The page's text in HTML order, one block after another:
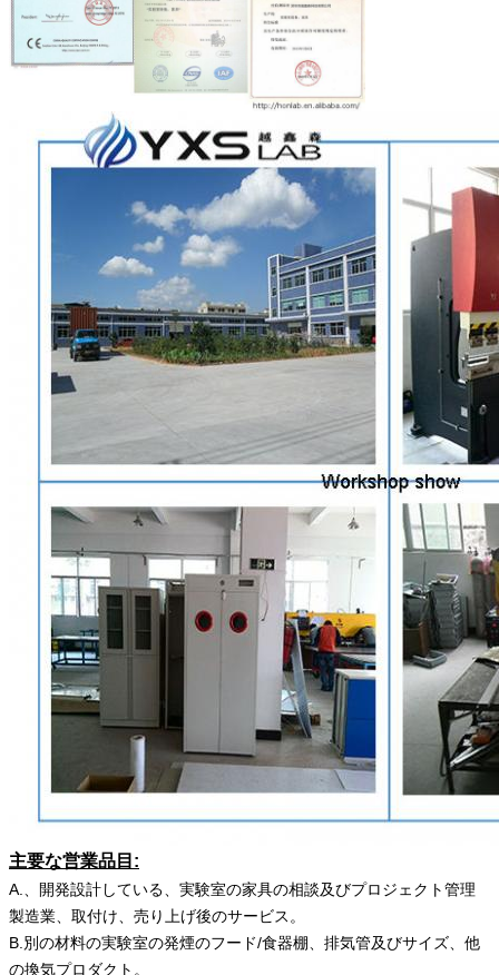
主要な営業品目:
A.、開発設計している、実験室の家具の相談及びプロジェクト管理
製造業、取付け、 売り上げ後のサービス。
B.別の材料の実験室の発煙のフード/食器棚、排気管及びサイズ、他
の換気プロダクト。